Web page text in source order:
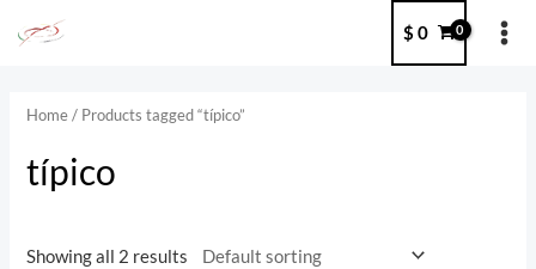
$ 0
Home/ Products tagged “típico”
típico
Showing all 2 results